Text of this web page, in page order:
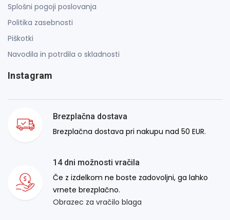
Splošni pogoji poslovanja
Politika zasebnosti
Piškotki
Navodila in potrdila o skladnosti
Instagram
Brezplačna dostava
Brezplačna dostava pri nakupu nad 50 EUR.
14 dni možnosti vračila
Če z izdelkom ne boste zadovoljni, ga lahko
vrnete brezplačno.
Obrazec za vračilo blaga